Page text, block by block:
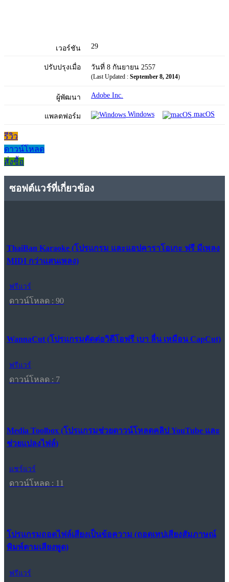
เวอร์ชัน 29
ปรับปรุงเมื่อ วันที่ 8 กันยายน 2557
(Last Updated : September 8, 2014)
ผู้พัฒนา Adobe Inc.
แพลตฟอร์ม Windows macOS
รีวิว
ดาวน์โหลด
สั่งซื้อ
ซอฟต์แวร์ที่เกี่ยวข้อง
ThaiBan Karaoke (โปรแกรม และแอปคาราโอเกะ ฟรี มีเพลง
MIDI กว่าแสนเพลง)
ฟรีแวร์
ดาวน์โหลด : 90
WannaCut (โปรแกรมตัดต่อวิดีโอฟรี เบา ลื่น เหมือน CapCut)
ฟรีแวร์
ดาวน์โหลด : 7
Media Toolbox (โปรแกรมช่วยดาวน์โหลดคลิป YouTube และ
ช่วยแปลงไฟล์)
แชร์แวร์
ดาวน์โหลด : 11
โปรแกรมถอดไฟล์เสียงเป็นข้อความ (ถอดเทปเสียงสัมภาษณ์
พิมพ์ตามเสียงพูด)
ฟรีแวร์